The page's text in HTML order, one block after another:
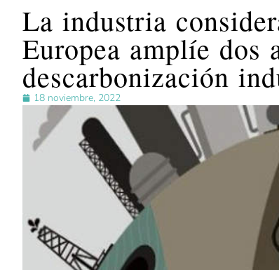
La industria
Europea amplíe dos
descarbonización
18 noviembre, 2022